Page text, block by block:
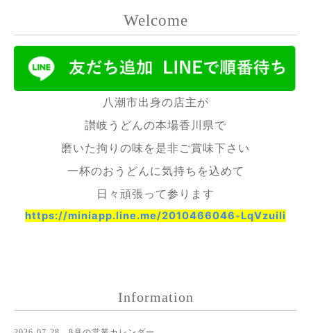
Welcome
八潮市出身の店主が
讃岐うどんの本場香川県で
磨いた拘りの味を是非ご賞味下さい
一杯のおうどんに気持ちを込めて
日々頑張って参ります
https://miniapp.line.me/2010466046-LqVzuiIi
Information